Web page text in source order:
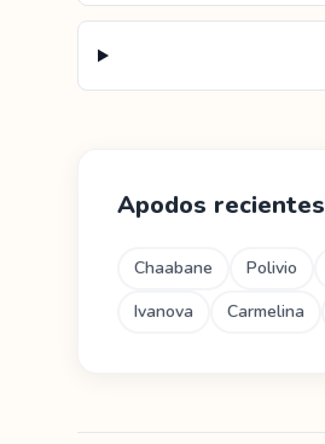
Apodos recientes
Chaabane Polivio
Ivanova
Carmelina